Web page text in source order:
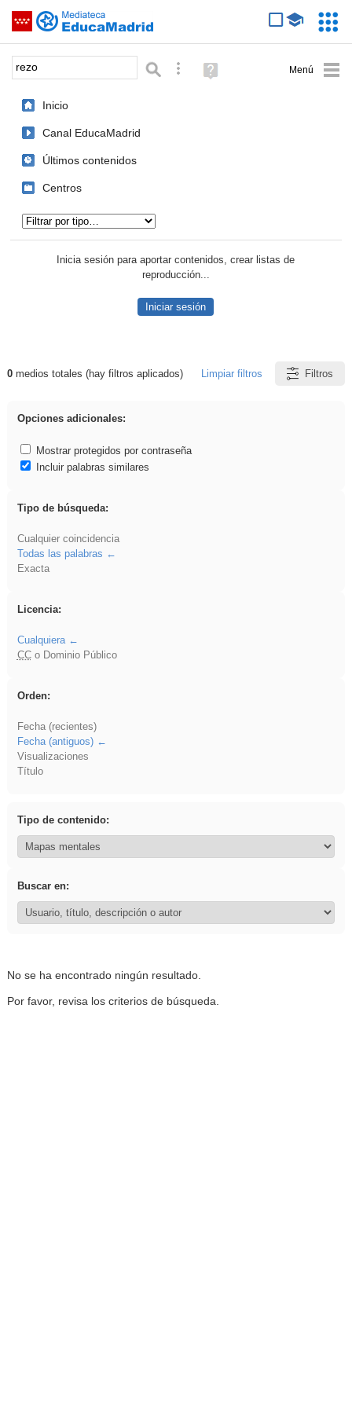
Saltar navegación
Palabra o frase: Búsqueda avanzada
Ayuda
(en
Inicio
Canal EducaMadrid
Últimos contenidos
Centros
Inicia sesión para aportar contenidos, crear listas de
reproducción...
Iniciar sesión
Resultados de: rezo
0medios totales (hay filtros aplicados) Limpiar filtros Filtros
Opciones adicionales:
Mostrar protegidos por contraseña
Incluir palabras similares
Tipo de búsqueda:
Cualquier coincidencia
Todas las palabras
Exacta
Licencia:
Cualquiera
CCo Dominio Público
Orden:
Fecha (recientes)
Fecha (antiguos)
Visualizaciones
Título
Tipo de contenido:
Buscar en:
No se ha encontrado ningún resultado.
Por favor, revisa los criterios de búsqueda.